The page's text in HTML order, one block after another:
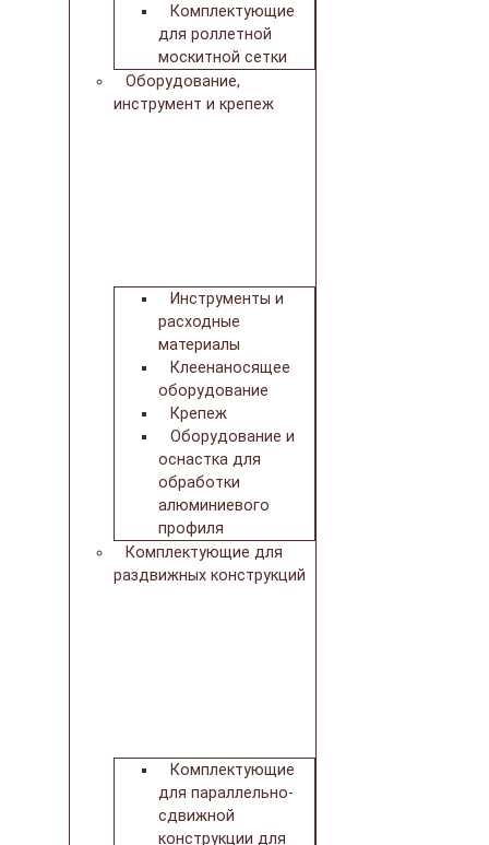
Комплектующие
для роллетной
москитной сетки
Оборудование,
инструмент и крепеж
Инструменты и
расходные
материалы
Клеенаносящее
оборудование
Крепеж
Оборудование и
оснастка для
обработки
алюминиевого
профиля
Комплектующие для
раздвижных конструкций
Комплектующие
для параллельно-
сдвижной
конструкции для